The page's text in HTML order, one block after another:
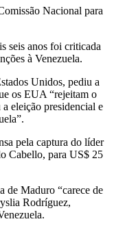
Nacional para
seis anos foi criticada
à Venezuela.
Unidos, pediu a
os EUA “rejeitam o
eleição presidencial e
pela captura do líder
Cabello, para US$ 25
de Maduro “carece de
Rodríguez,